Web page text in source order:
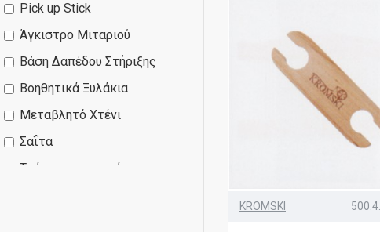
Pick up Stick
Άγκιστρο Μιταριού
Βάση Δαπέδου Στήριξης
Βοηθητικά Ξυλάκια
Μεταβλητό Χτένι
Σαΐτα
Τσάντα μεταφοράς
KROMSKI